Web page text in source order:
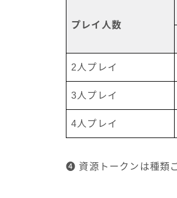
プレイ人数
2人プレイ
3人プレイ
4人プレイ
➍ 資源トークンは種類